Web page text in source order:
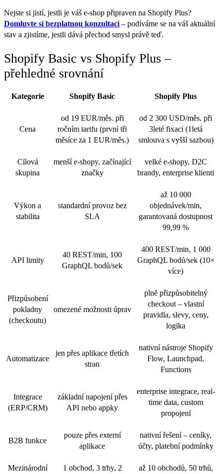
Nejste si jistí, jestli je váš e-shop připraven na Shopify Plus?
Domluvte si bezplatnou konzultaci– podíváme se na váš aktuální
stav a zjistíme, jestli dává přechod smysl právě teď.
Shopify Basic vs Shopify Plus –
přehledné srovnání
Kategorie Shopify Basic Shopify Plus
Cena
od 19 EUR/měs. při
ročním tarifu (první tři
měsíce za 1 EUR/měs.)
od 2 300 USD/měs. při
3leté fixaci (1letá
smlouva s vyšší sazbou)
Cílová
skupina
menší e-shopy, začínající
značky
velké e-shopy, D2C
brandy, enterprise klienti
Výkon a
stabilita
standardní provoz bez
SLA
až 10 000
objednávek/min,
garantovaná dostupnost
99,99 %
API limity
40 REST/min, 100
GraphQL bodů/sek
400 REST/min, 1 000
GraphQL bodů/sek (10×
více)
Přizpůsobení
pokladny
(checkoutu)
omezené možnosti úprav
plně přizpůsobitelný
checkout – vlastní
pravidla, slevy, ceny,
logika
Automatizace
jen přes aplikace třetích
stran
nativní nástroje Shopify
Flow, Launchpad,
Functions
Integrace
(ERP/CRM)
základní napojení přes
API nebo appky
enterprise integrace, real-
time data, custom
propojení
B2B funkce
pouze přes externí
aplikace
nativní řešení – ceníky,
účty, platební podmínky
Mezinárodní
1 obchod, 3 trhy, 2
až 10 obchodů, 50 trhů,